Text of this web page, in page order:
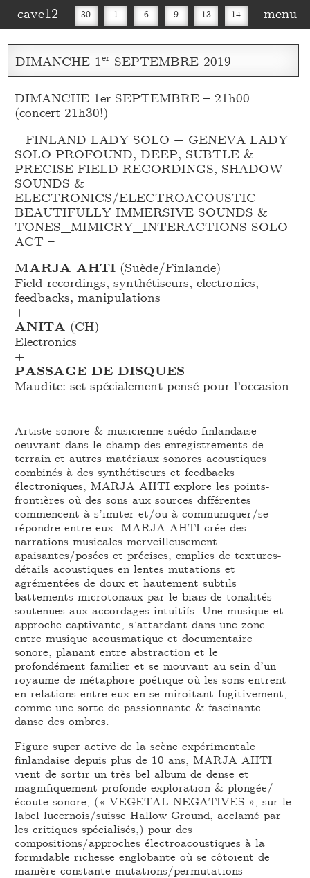
cave12 30 1 6 9 13 14
16 20 27 30
menu
DIMANCHE 1er SEPTEMBRE 2019
DIMANCHE 1er SEPTEMBRE – 21h00
(concert 21h30!)
– FINLAND LADY SOLO + GENEVA LADY
SOLO PROFOUND, DEEP, SUBTLE &
PRECISE FIELD RECORDINGS, SHADOW
SOUNDS &
ELECTRONICS/ELECTROACOUSTIC
BEAUTIFULLY IMMERSIVE SOUNDS &
TONES_MIMICRY_INTERACTIONS SOLO
ACT –
MARJA AHTI (Suède/Finlande)
Field recordings, synthétiseurs, electronics,
feedbacks, manipulations
+
ANITA (CH)
Electronics
+
PASSAGE DE DISQUES
Maudite: set spécialement pensé pour l’occasion
Artiste sonore & musicienne suédo-finlandaise
oeuvrant dans le champ des enregistrements de
terrain et autres matériaux sonores acoustiques
combinés à des synthétiseurs et feedbacks
électroniques, MARJA AHTI explore les points-
frontières où des sons aux sources différentes
commencent à s’imiter et/ou à communiquer/se
répondre entre eux. MARJA AHTI crée des
narrations musicales merveilleusement
apaisantes/posées et précises, emplies de textures-
détails acoustiques en lentes mutations et
agrémentées de doux et hautement subtils
battements microtonaux par le biais de tonalités
soutenues aux accordages intuitifs. Une musique et
approche captivante, s’attardant dans une zone
entre musique acousmatique et documentaire
sonore, planant entre abstraction et le
profondément familier et se mouvant au sein d’un
royaume de métaphore poétique où les sons entrent
en relations entre eux en se miroitant fugitivement,
comme une sorte de passionnante & fascinante
danse des ombres.
Figure super active de la scène expérimentale
finlandaise depuis plus de 10 ans, MARJA AHTI
vient de sortir un très bel album de dense et
magnifiquement profonde exploration & plongée/
écoute sonore, (« VEGETAL NEGATIVES », sur le
label lucernois/suisse Hallow Ground, acclamé par
les critiques spécialisés,) pour des
compositions/approches électroacoustiques à la
formidable richesse englobante où se côtoient de
manière constante mutations/permutations